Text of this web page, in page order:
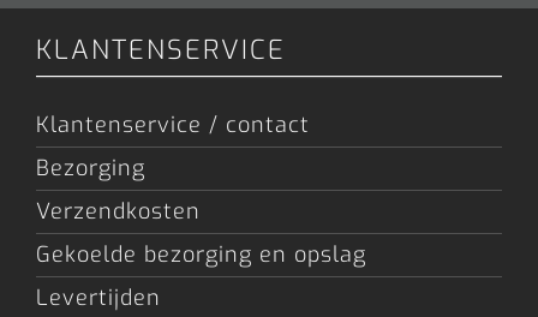
KLANTENSERVICE
Klantenservice / contact
Bezorging
Verzendkosten
Gekoelde bezorging en opslag
Levertijden